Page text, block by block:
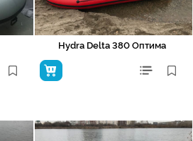
Hydra Delta 380 Оптима